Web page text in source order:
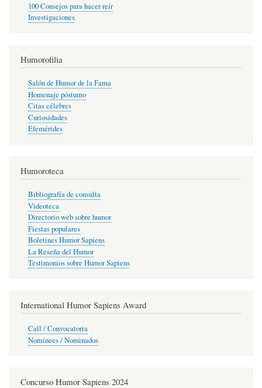
100 Consejos para hacer reír
Investigaciones
Humorofilia
Salón de Humor de la Fama
Homenaje póstumo
Citas célebres
Curiosidades
Efemérides
Humoroteca
Bibliografía de consulta
Videoteca
Directorio web sobre humor
Fiestas populares
Boletines Humor Sapiens
La Reseña del Humor
Testimonios sobre Humor Sapiens
International Humor Sapiens Award
Call / Convocatoria
Nominees / Nominados
Concurso Humor Sapiens 2024